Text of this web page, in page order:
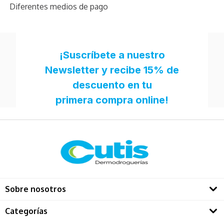
Diferentes medios de pago
Sobre nosotros
Quienes somos
Categorías